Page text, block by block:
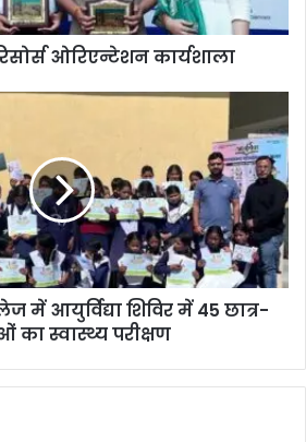
ओरिएन्टेशन कार्यशाला
में आयुर्विद्या शिविर में 45 छात्र-
का स्वास्थ्य परीक्षण